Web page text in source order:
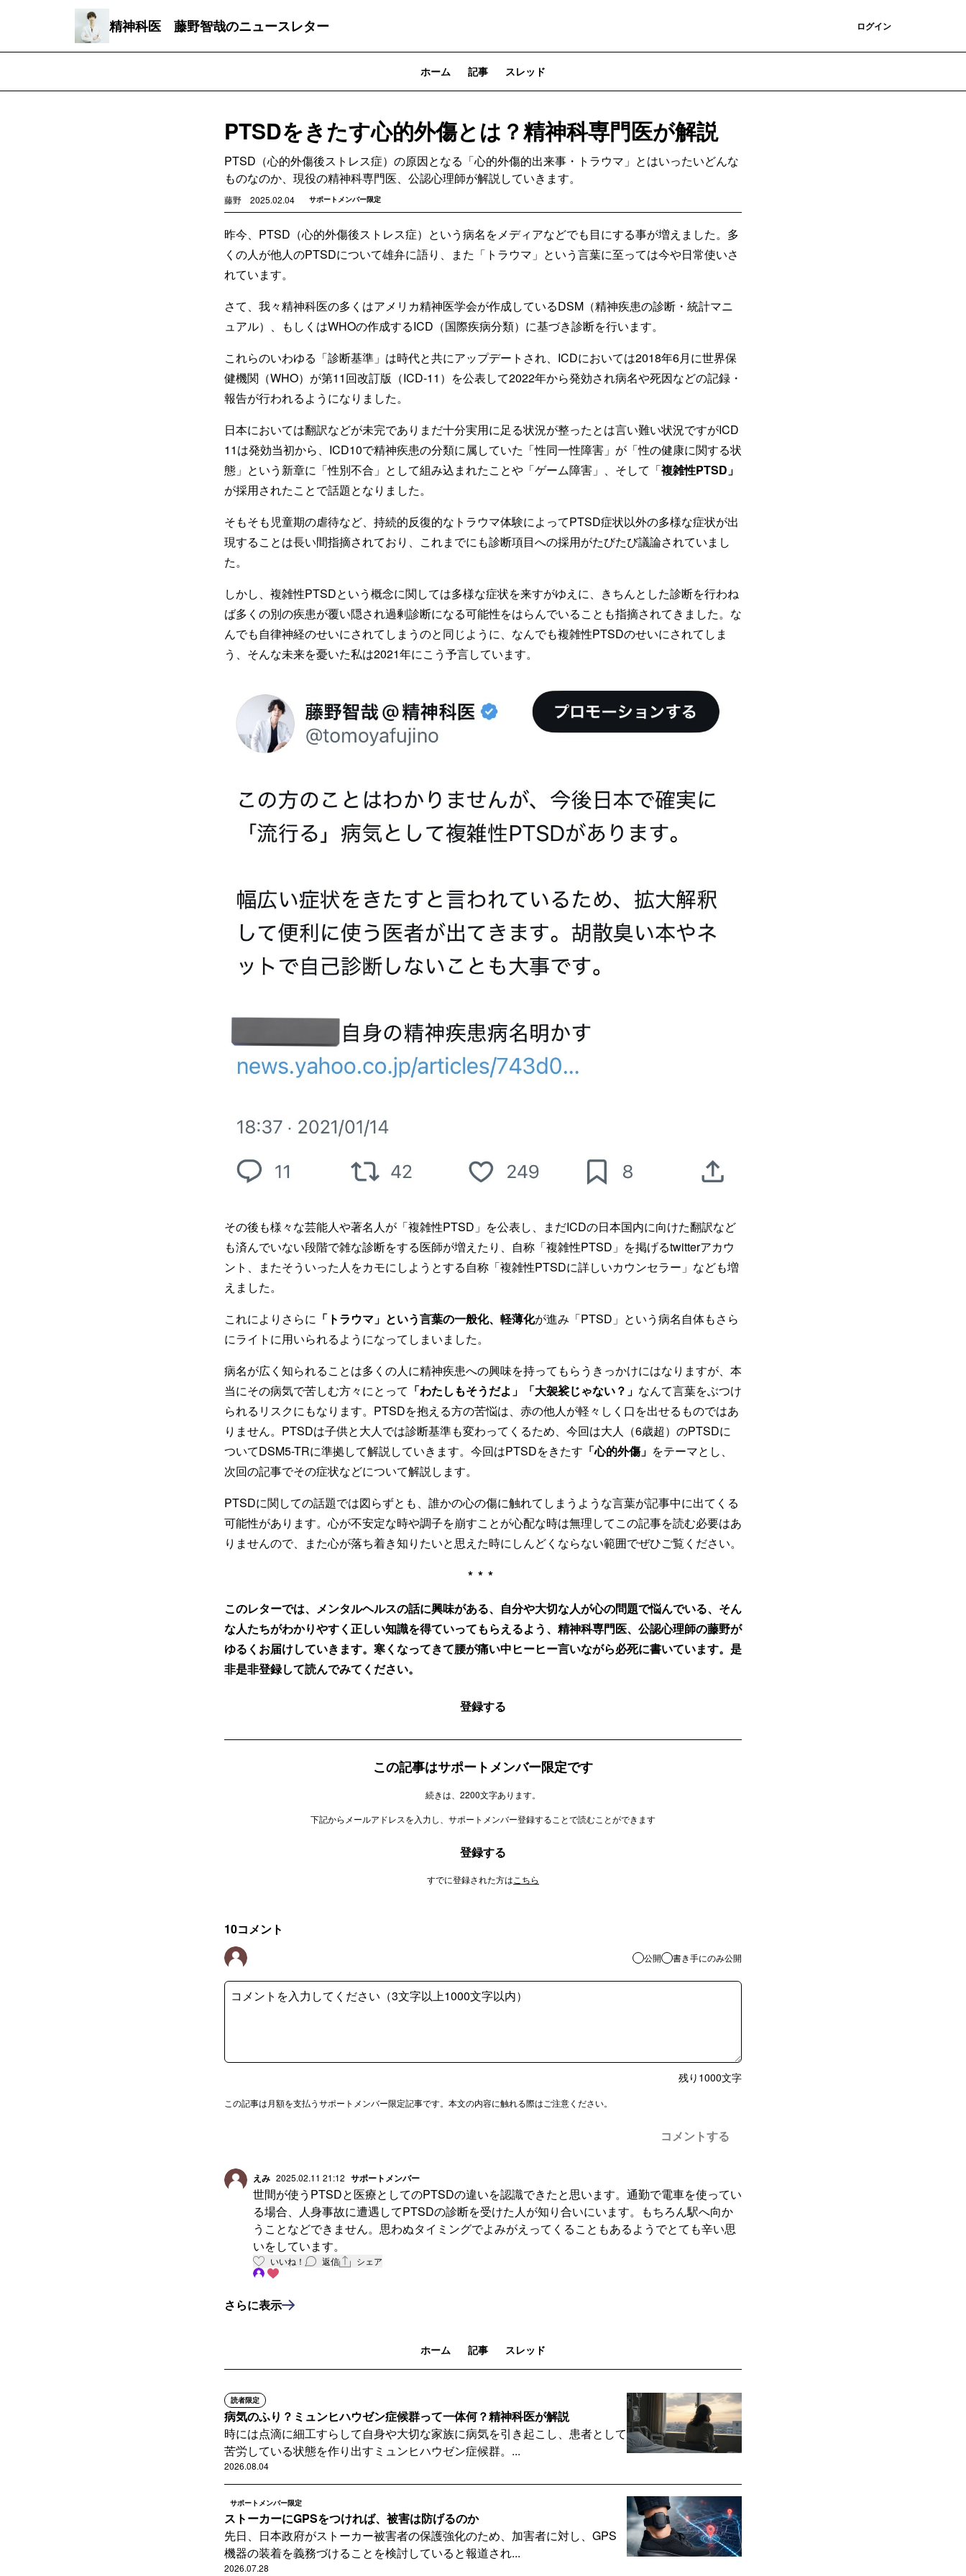
精神科医 藤野智哉のニュースレター ログイン
ホーム 記事 スレッド
PTSDをきたす心的外傷とは？精神科専門医が解説
PTSD（心的外傷後ストレス症）の原因となる「心的外傷的出来事・トラウマ」とはいったいどんな
ものなのか、現役の精神科専門医、公認心理師が解説していきます。
藤野 2025.02.04 サポートメンバー限定
昨今、PTSD（心的外傷後ストレス症）という病名をメディアなどでも目にする事が増えました。多
くの人が他人のPTSDについて雄弁に語り、また「トラウマ」という言葉に至っては今や日常使いさ
れています。
さて、我々精神科医の多くはアメリカ精神医学会が作成しているDSM（精神疾患の診断・統計マニ
ュアル）、もしくはWHOの作成するICD（国際疾病分類）に基づき診断を行います。
これらのいわゆる「診断基準」は時代と共にアップデートされ、ICDにおいては2018年6月に世界保
健機関（WHO）が第11回改訂版（ICD-11）を公表して2022年から発効され病名や死因などの記録・
報告が行われるようになりました。
日本においては翻訳などが未完でありまだ十分実用に足る状況が整ったとは言い難い状況ですがICD
11は発効当初から、ICD10で精神疾患の分類に属していた「性同一性障害」が「性の健康に関する状
態」という新章に「性別不合」として組み込まれたことや「ゲーム障害」、そして「複雑性PTSD」
が採用されたことで話題となりました。
そもそも児童期の虐待など、持続的反復的なトラウマ体験によってPTSD症状以外の多様な症状が出
現することは長い間指摘されており、これまでにも診断項目への採用がたびたび議論されていまし
た。
しかし、複雑性PTSDという概念に関しては多様な症状を来すがゆえに、きちんとした診断を行わね
ば多くの別の疾患が覆い隠され過剰診断になる可能性をはらんでいることも指摘されてきました。な
んでも自律神経のせいにされてしまうのと同じように、なんでも複雑性PTSDのせいにされてしま
う、そんな未来を憂いた私は2021年にこう予言しています。
その後も様々な芸能人や著名人が「複雑性PTSD」を公表し、まだICDの日本国内に向けた翻訳など
も済んでいない段階で雑な診断をする医師が増えたり、自称「複雑性PTSD」を掲げるtwitterアカウ
ント、またそういった人をカモにしようとする自称「複雑性PTSDに詳しいカウンセラー」なども増
えました。
これによりさらに 「トラウマ」という言葉の一般化、軽薄化が進み「PTSD」という病名自体もさら
にライトに用いられるようになってしまいました。
病名が広く知られることは多くの人に精神疾患への興味を持ってもらうきっかけにはなりますが、本
当にその病気で苦しむ方々にとって 「わたしもそうだよ」「大袈裟じゃない？」 なんて言葉をぶつけ
られるリスクにもなります。PTSDを抱える方の苦悩は、赤の他人が軽々しく口を出せるものではあ
りません。PTSDは子供と大人では診断基準も変わってくるため、今回は大人（6歳超）のPTSDに
ついてDSM5-TRに準拠して解説していきます。今回はPTSDをきたす 「心的外傷」 をテーマとし、
次回の記事でその症状などについて解説します。
PTSDに関しての話題では図らずとも、誰かの心の傷に触れてしまうような言葉が記事中に出てくる
可能性があります。心が不安定な時や調子を崩すことが心配な時は無理してこの記事を読む必要はあ
りませんので、また心が落ち着き知りたいと思えた時にしんどくならない範囲でぜひご覧ください。
***
このレターでは、メンタルヘルスの話に興味がある、自分や大切な人が心の問題で悩んでいる、そん
な人たちがわかりやすく正しい知識を得ていってもらえるよう、精神科専門医、公認心理師の藤野が
ゆるくお届けしていきます。寒くなってきて腰が痛い中ヒーヒー言いながら必死に書いています。是
非是非登録して読んでみてください。
登録する
この記事はサポートメンバー限定です
続きは、2200文字あります。
下記からメールアドレスを入力し、サポートメンバー登録することで読むことができます
登録する
すでに登録された方は こちら
10コメント
公開 書き手にのみ公開
残り 1000文字
この記事は月額を支払うサポートメンバー限定記事です。本文の内容に触れる際はご注意ください。
コメントする
えみ 2025.02.11 21:12 サポートメンバー
世間が使うPTSDと医療としてのPTSDの違いを認識できたと思います。通勤で電車を使ってい
る場合、人身事故に遭遇してPTSDの診断を受けた人が知り合いにいます。もちろん駅へ向か
うことなどできません。思わぬタイミングでよみがえってくることもあるようでとても辛い思
いをしています。
いいね！ 返信 シェア
さらに表示
ホーム 記事 スレッド
読者限定
病気のふり？ミュンヒハウゼン症候群って一体何？精神科医が解説
時には点滴に細工すらして自身や大切な家族に病気を引き起こし、患者として
苦労している状態を作り出すミュンヒハウゼン症候群。...
2026.08.04
サポートメンバー限定
ストーカーにGPSをつければ、被害は防げるのか
先日、日本政府がストーカー被害者の保護強化のため、加害者に対し、GPS
機器の装着を義務づけることを検討していると報道され...
2026.07.28